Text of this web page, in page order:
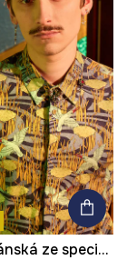
Košile pánská ze speciální kolekce Eviva L'arte více barev